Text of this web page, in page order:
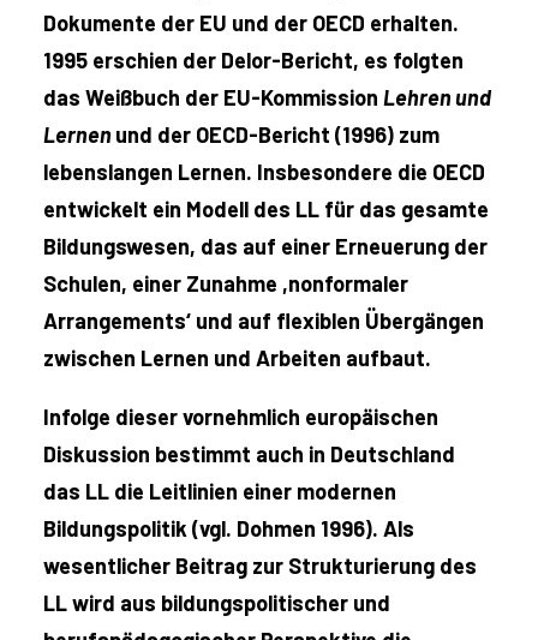
Dokumente der EU und der OECD erhalten.
1995 erschien der Delor-Bericht, es folgten
das Weißbuch der EU-Kommission Lehren und
Lernen und der OECD-Bericht (1996) zum
lebenslangen Lernen. Insbesondere die OECD
entwickelt ein Modell des LL für das gesamte
Bildungswesen, das auf einer Erneuerung der
Schulen, einer Zunahme ,nonformaler
Arrangements‘ und auf flexiblen Übergängen
zwischen Lernen und Arbeiten aufbaut.
Infolge dieser vornehmlich europäischen
Diskussion bestimmt auch in Deutschland
das LL die Leitlinien einer modernen
Bildungspolitik (vgl. Dohmen 1996). Als
wesentlicher Beitrag zur Strukturierung des
LL wird aus bildungspolitischer und